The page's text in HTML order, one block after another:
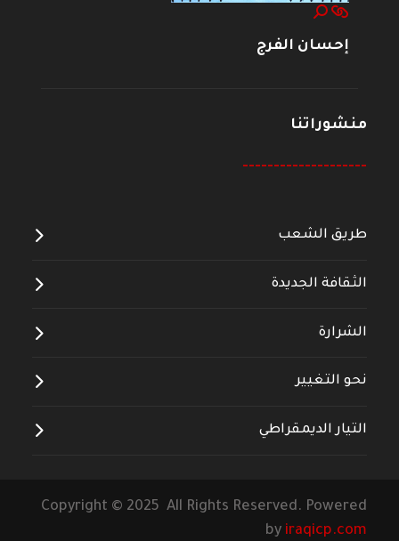
إحسان الفرج
منشوراتنا
--------------------
طريق الشعب
الثقافة الجديدة
الشرارة
نحو التغيير
التيار الديمقراطي
Copyright © 2025 All Rights Reserved. Powered
by iraqicp.com